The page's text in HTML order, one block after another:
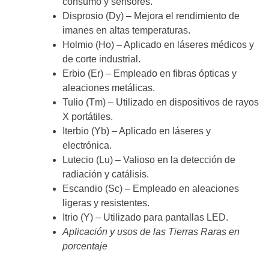
Disprosio (Dy) – Mejora el rendimiento de
imanes en altas temperaturas.
Holmio (Ho) – Aplicado en láseres médicos y
de corte industrial.
Erbio (Er) – Empleado en fibras ópticas y
aleaciones metálicas.
Tulio (Tm) – Utilizado en dispositivos de rayos
X portátiles.
Iterbio (Yb) – Aplicado en láseres y
electrónica.
Lutecio (Lu) – Valioso en la detección de
radiación y catálisis.
Escandio (Sc) – Empleado en aleaciones
ligeras y resistentes.
Itrio (Y) – Utilizado para pantallas LED.
Aplicación y usos de las Tierras Raras en
porcentaje